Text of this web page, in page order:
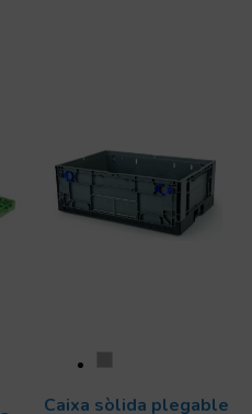
Caixa sòlida plegable